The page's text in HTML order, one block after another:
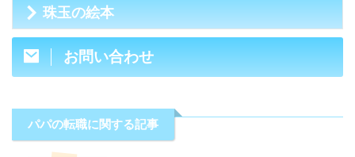
珠玉の絵本
お問い合わせ
パパの転職に関する記事